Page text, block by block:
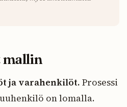
mallin
ja varahenkilöt. Prosessi
on lomalla.